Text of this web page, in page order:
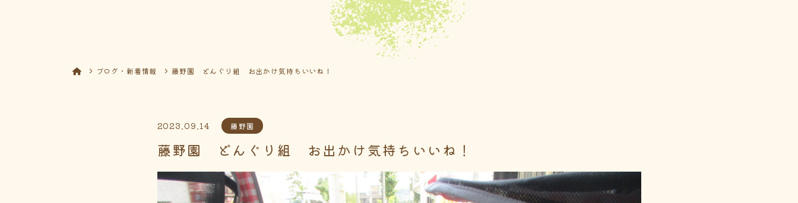
ブログ・新着情報 藤野園 どんぐり組 お出かけ気持ちいいね！
2023.09.14 藤野園
藤野園 どんぐり組 お出かけ気持ちいいね！